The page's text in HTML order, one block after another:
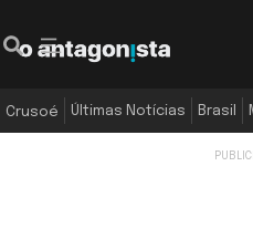
Crusoé Últimas Notícias Brasil